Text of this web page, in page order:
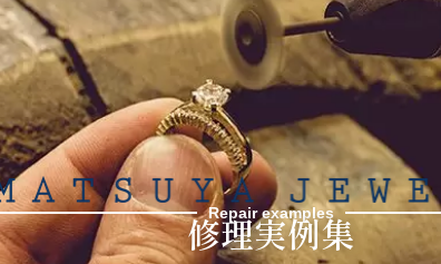
Repair examples
修理実例集